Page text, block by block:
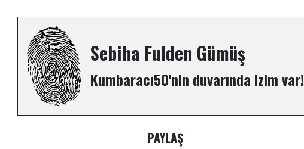
Sebiha Fulden Gümüş
Kumbaracı50'nin duvarında izim var!
PAYLAŞ